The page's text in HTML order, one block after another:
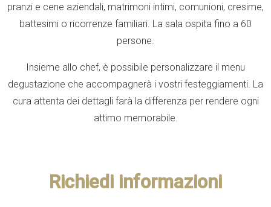
pranzi e cene aziendali, matrimoni intimi, comunioni, cresime,
battesimi o ricorrenze familiari. La sala ospita fino a 60
persone.
Insieme allo chef, è possibile personalizzare il menu
degustazione che accompagnerà i vostri festeggiamenti. La
cura attenta dei dettagli farà la differenza per rendere ogni
attimo memorabile.
Richiedi informazioni